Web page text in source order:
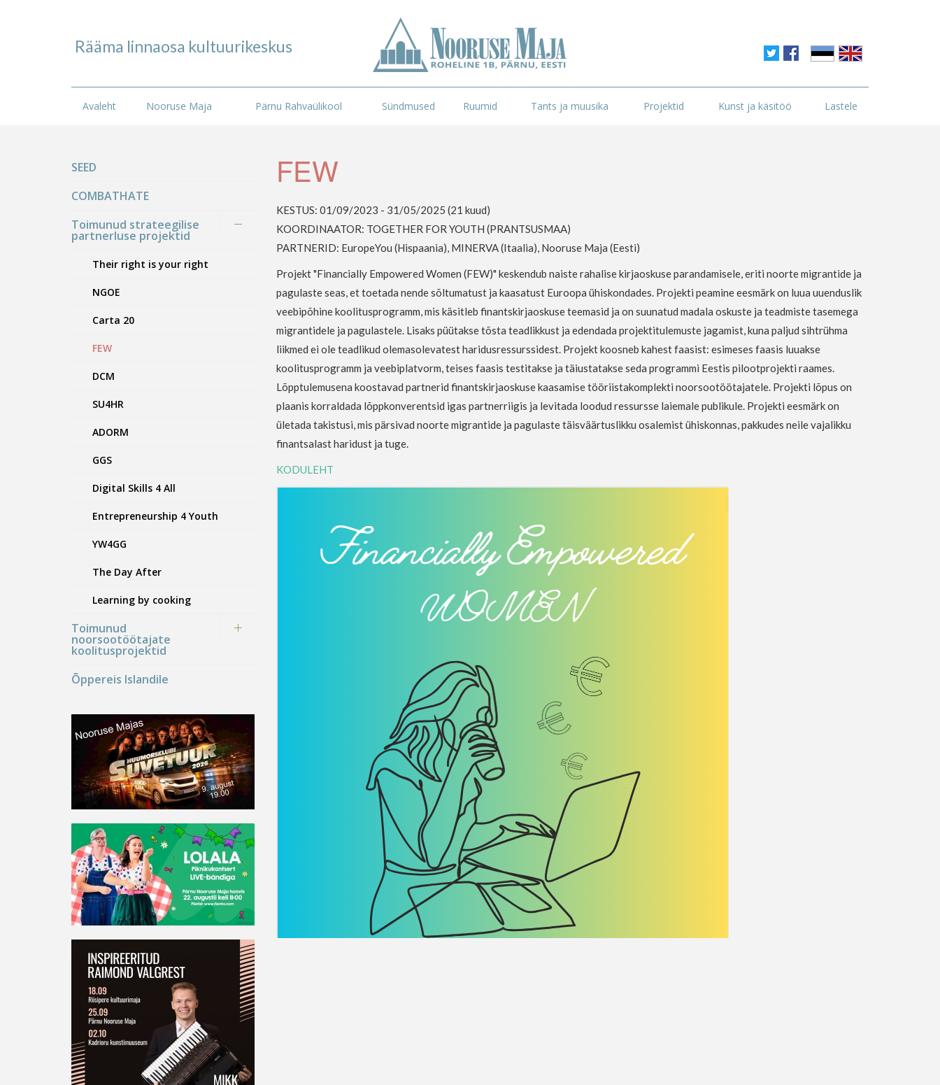
Rääma linnaosa kultuurikeskus
Avaleht Nooruse Maja Pärnu Rahvaülikool Sündmused Ruumid Tants ja muusika Projektid Kunst ja käsitöö Lastele
FEW
KESTUS: 01/09/2023 - 31/05/2025 (21 kuud)
KOORDINAATOR: TOGETHER FOR YOUTH (PRANTSUSMAA)
PARTNERID: EuropeYou (Hispaania), MINERVA (Itaalia), Nooruse Maja (Eesti)
Projekt "Financially Empowered Women (FEW)" keskendub naiste rahalise kirjaoskuse parandamisele, eriti noorte migrantide ja
pagulaste seas, et toetada nende sõltumatust ja kaasatust Euroopa ühiskondades. Projekti peamine eesmärk on luua uuenduslik
veebipõhine koolitusprogramm, mis käsitleb finantskirjaoskuse teemasid ja on suunatud madala oskuste ja teadmiste tasemega
migrantidele ja pagulastele. Lisaks püütakse tõsta teadlikkust ja edendada projektitulemuste jagamist, kuna paljud sihtrühma
liikmed ei ole teadlikud olemasolevatest haridusressurssidest. Projekt koosneb kahest faasist: esimeses faasis luuakse
koolitusprogramm ja veebiplatvorm, teises faasis testitakse ja täiustatakse seda programmi Eestis pilootprojekti raames.
Lõpptulemusena koostavad partnerid finantskirjaoskuse kaasamise tööriistakomplekti noorsootöötajatele. Projekti lõpus on
plaanis korraldada lõppkonverentsid igas partnerriigis ja levitada loodud ressursse laiemale publikule. Projekti eesmärk on
ületada takistusi, mis pärsivad noorte migrantide ja pagulaste täisväärtuslikku osalemist ühiskonnas, pakkudes neile vajalikku
finantsalast haridust ja tuge.
KODULEHT
SEED
COMBATHATE
Toimunud strateegilise
partnerluse projektid
Their right is your right
NGOE
Carta 20
FEW
DCM
SU4HR
ADORM
GGS
Digital Skills 4 All
Entrepreneurship 4 Youth
YW4GG
The Day After
Learning by cooking
Toimunud
noorsootöötajate
koolitusprojektid
Õppereis Islandile